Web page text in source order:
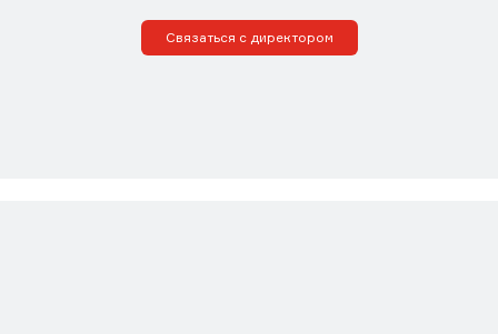
Связаться с директором